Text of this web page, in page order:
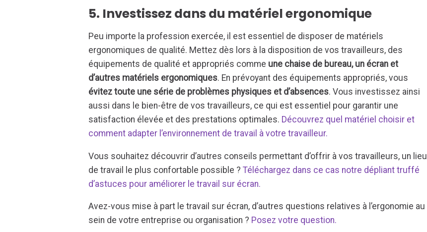
5. Investissez dans du matériel ergonomique
Peu importe la profession exercée, il est essentiel de disposer de matériels
ergonomiques de qualité. Mettez dès lors à la disposition de vos travailleurs, des
équipements de qualité et appropriés comme une chaise de bureau, un écran et
d’autres matériels ergonomiques. En prévoyant des équipements appropriés, vous
évitez toute une série de problèmes physiques et d’absences. Vous investissez ainsi
aussi dans le bien-être de vos travailleurs, ce qui est essentiel pour garantir une
satisfaction élevée et des prestations optimales. Découvrez quel matériel choisir et
comment adapter l’environnement de travail à votre travailleur.
Vous souhaitez découvrir d’autres conseils permettant d’offrir à vos travailleurs, un lieu
de travail le plus confortable possible ?Téléchargez dans ce cas notre dépliant truffé
d’astuces pour améliorer le travail sur écran.
Avez-vous mise à part le travail sur écran, d’autres questions relatives à l’ergonomie au
sein de votre entreprise ou organisation ? Posez votre question.